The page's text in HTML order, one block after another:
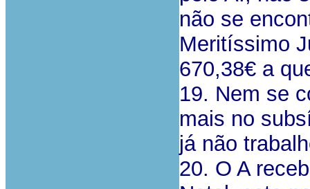
não se
Meritíssimo
670,38€ a
19. Nem se
mais no
já não
20. O A